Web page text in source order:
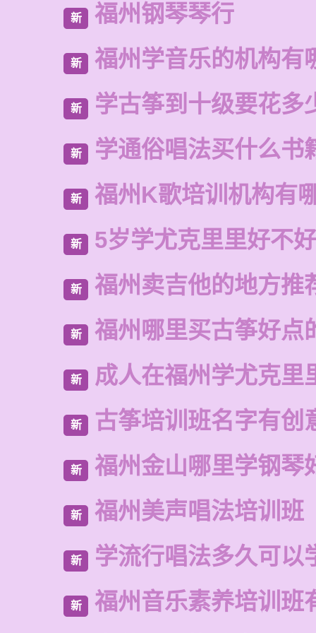
新 福州钢琴琴行
新 福州学音乐的机构有
新 学古筝到十级要花多
新 学通俗唱法买什么书
新 福州K歌培训机构有
新 5岁学尤克里里好不好
新 福州卖吉他的地方推
新 福州哪里买古筝好点
新 成人在福州学尤克里
新 古筝培训班名字有创
新 福州金山哪里学钢琴
新 福州美声唱法培训班
新 学流行唱法多久可以
新 福州音乐素养培训班